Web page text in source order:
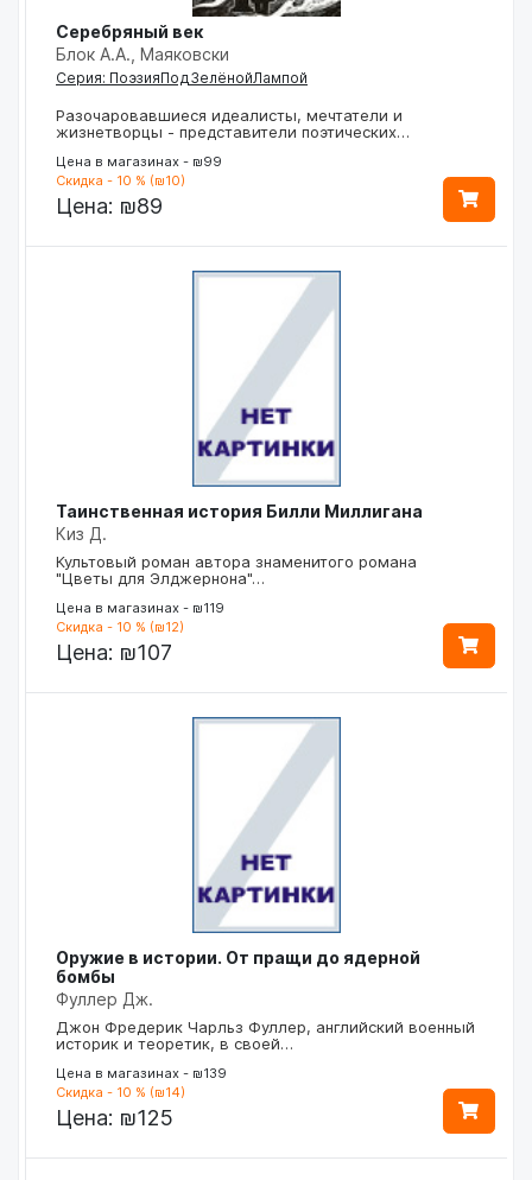
Серебряный век
Блок А.А., Маяковски
Серия: ПоэзияПодЗелёнойЛампой
Разочаровавшиеся идеалисты, мечтатели и
жизнетворцы - представители поэтических…
Цена в магазинах - ₪99
Скидка - 10 % (₪10)
Цена: ₪89
Таинственная история Билли Миллигана
Киз Д.
Культовый роман автора знаменитого романа
"Цветы для Элджернона"…
Цена в магазинах - ₪119
Скидка - 10 % (₪12)
Цена: ₪107
Оружие в истории. От пращи до ядерной
бомбы
Фуллер Дж.
Джон Фредерик Чарльз Фуллер, английский военный
историк и теоретик, в своей…
Цена в магазинах - ₪139
Скидка - 10 % (₪14)
Цена: ₪125